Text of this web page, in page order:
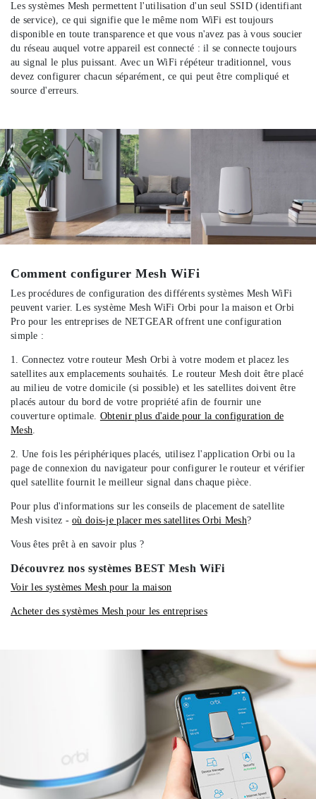
Les systèmes Mesh permettent l'utilisation d'un seul SSID (identifiant
de service), ce qui signifie que le même nom WiFi est toujours
disponible en toute transparence et que vous n'avez pas à vous soucier
du réseau auquel votre appareil est connecté : il se connecte toujours
au signal le plus puissant. Avec un WiFi répéteur traditionnel, vous
devez configurer chacun séparément, ce qui peut être compliqué et
source d'erreurs.
Comment configurer Mesh WiFi
Les procédures de configuration des différents systèmes Mesh WiFi
peuvent varier. Les système Mesh WiFi Orbi pour la maison et Orbi
Pro pour les entreprises de NETGEAR offrent une configuration
simple :
1. Connectez votre routeur Mesh Orbi à votre modem et placez les
satellites aux emplacements souhaités. Le routeur Mesh doit être placé
au milieu de votre domicile (si possible) et les satellites doivent être
placés autour du bord de votre propriété afin de fournir une
couverture optimale. Obtenir plus d'aide pour la configuration de
Mesh.
2. Une fois les périphériques placés, utilisez l'application Orbi ou la
page de connexion du navigateur pour configurer le routeur et vérifier
quel satellite fournit le meilleur signal dans chaque pièce.
Pour plus d'informations sur les conseils de placement de satellite
Mesh visitez -où dois-je placer mes satellites Orbi Mesh?
Vous êtes prêt à en savoir plus ?
Découvrez nos systèmes BEST Mesh WiFi
Voir les systèmes Mesh pour la maison
Acheter des systèmes Mesh pour les entreprises